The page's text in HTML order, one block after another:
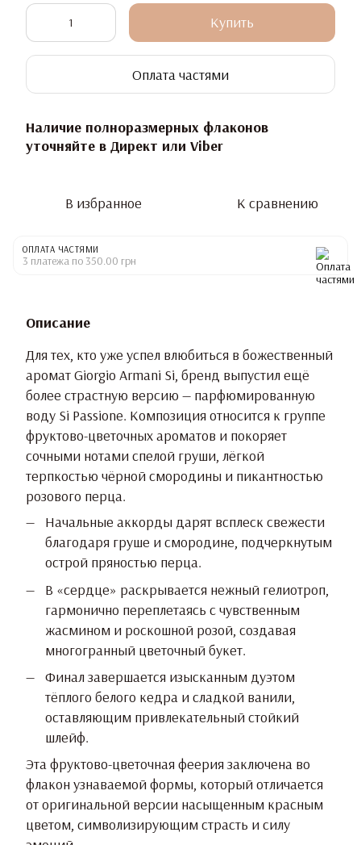
Купить
Оплата частями
Наличие полноразмерных флаконов
уточняйте в Директ или Viber
В избранное К сравнению
ОПЛАТА ЧАСТЯМИ
3 платежа по 350.00 грн
Описание
Для тех, кто уже успел влюбиться в божественный
аромат Giorgio Armani Si, бренд выпустил ещё
более страстную версию — парфюмированную
воду Si Passione. Композиция относится к группе
фруктово-цветочных ароматов и покоряет
сочными нотами спелой груши, лёгкой
терпкостью чёрной смородины и пикантностью
розового перца.
Начальные аккорды дарят всплеск свежести
благодаря груше и смородине, подчеркнутым
острой пряностью перца.
В «сердце» раскрывается нежный гелиотроп,
гармонично переплетаясь с чувственным
жасмином и роскошной розой, создавая
многогранный цветочный букет.
Финал завершается изысканным дуэтом
тёплого белого кедра и сладкой ванили,
оставляющим привлекательный стойкий
шлейф.
Эта фруктово-цветочная феерия заключена во
флакон узнаваемой формы, который отличается
от оригинальной версии насыщенным красным
цветом, символизирующим страсть и силу